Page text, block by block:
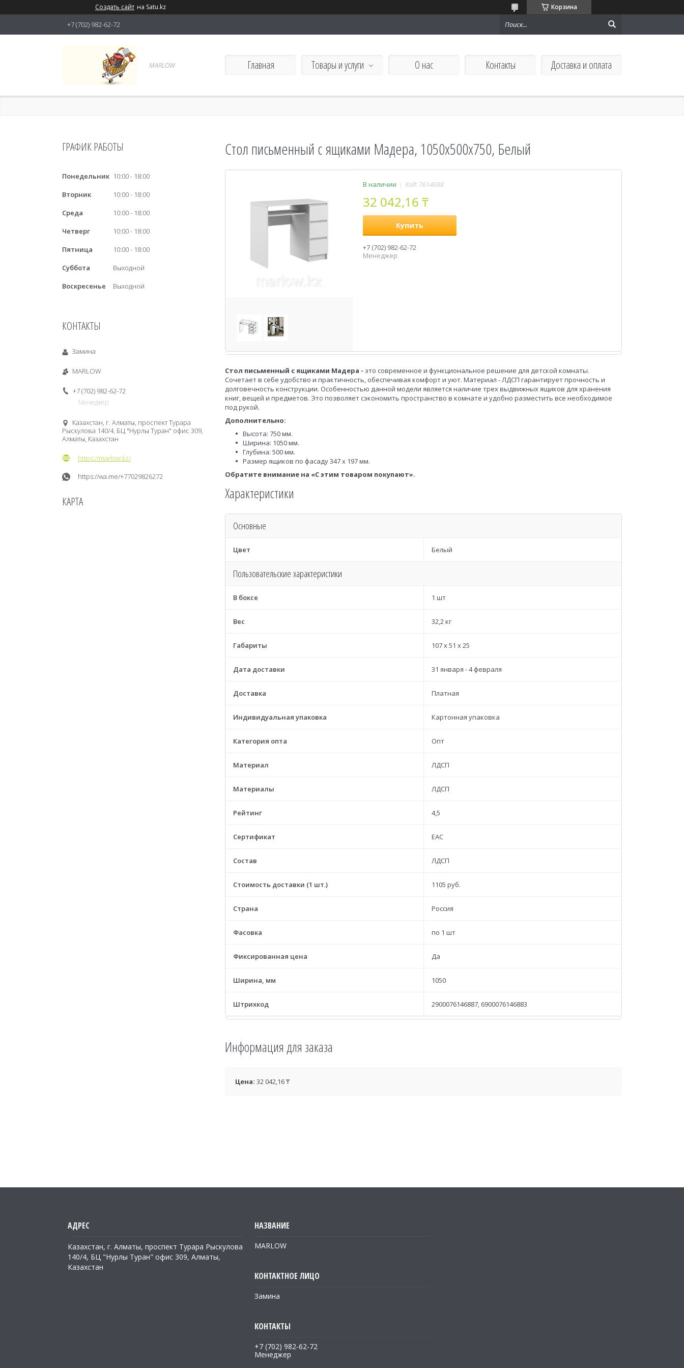
Создать сайт на Satu.kz Корзина
+7 (702) 982-62-72
MARLOW Главная Товары и услуги О нас Контакты Доставка и оплата
Стол письменный с ящиками Мадера, 1050х500х750, Белый
В наличии Код: 7614688
32 042,16 ₸
Купить
+7 (702) 982-62-72
Менеджер
Стол письменный с ящиками Мадера - это современное и функциональное решение для детской комнаты.
Сочетает в себе удобство и практичность, обеспечивая комфорт и уют. Материал - ЛДСП гарантирует прочность и
долговечность конструкции. Особенностью данной модели является наличие трех выдвижных ящиков для хранения
книг, вещей и предметов. Это позволяет сэкономить пространство в комнате и удобно разместить все необходимое
под рукой.
Дополнительно:
Высота: 750 мм.
Ширина: 1050 мм.
Глубина: 500 мм.
Размер ящиков по фасаду 347 х 197 мм.
Обратите внимание на «С этим товаром покупают».
Характеристики
Основные
Цвет Белый
Пользовательские характеристики
В боксе 1 шт
Вес 32,2 кг
Габариты 107 x 51 x 25
Дата доставки 31 января - 4 февраля
Доставка Платная
Индивидуальная упаковка Картонная упаковка
Категория опта Опт
Материал ЛДСП
Материалы ЛДСП
Рейтинг 4,5
Сертификат ЕАС
Состав ЛДСП
Стоимость доставки (1 шт.) 1105 руб.
Страна Россия
Фасовка по 1 шт
Фиксированная цена Да
Ширина, мм 1050
Штрихкод 2900076146887, 6900076146883
Информация для заказа
Цена: 32 042,16 ₸
ГРАФИК РАБОТЫ
Понедельник 10:00
18:00
Вторник
10:00
18:00
Среда
10:00
18:00
Четверг
10:00
18:00
Пятница
10:00
18:00
Суббота
Выходной
Воскресенье
Выходной
КОНТАКТЫ
Замина
MARLOW
+7 (702) 982-62-72
Менеджер
Казахстан, г. Алматы, проспект Турара
Рыскулова 140/4, БЦ "Нурлы Туран" офис 309,
Алматы, Казахстан
https://marlow.kz/
https://wa.me/+77029826272
КАРТА
Казахстан, г. Алматы, проспект Турара Рыскулова
140/4, БЦ "Нурлы Туран" офис 309, Алматы,
Казахстан
MARLOW
Замина
+7 (702) 982-62-72
Менеджер